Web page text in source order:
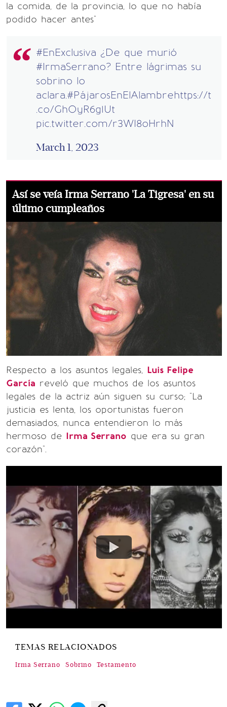
la comida, de la provincia, lo que no había
podido hacer antes"
#EnExclusiva ¿De que murió
#IrmaSerrano? Entre lágrimas su
sobrino lo
aclara.#PájarosEnElAlambrehttps://t
.co/GhOyR6g1Ut
pic.twitter.com/r3WI8oHrhN
March 1, 2023
Así se veía Irma Serrano 'La Tigresa' en su
último cumpleaños
Respecto a los asuntos legales, Luis Felipe
García reveló que muchos de los asuntos
legales de la actriz aún siguen su curso; "La
justicia es lenta, los oportunistas fueron
demasiados, nunca entendieron lo más
hermoso de Irma Serrano que era su gran
corazón".
TEMAS RELACIONADOS
Irma Serrano Sobrino Testamento